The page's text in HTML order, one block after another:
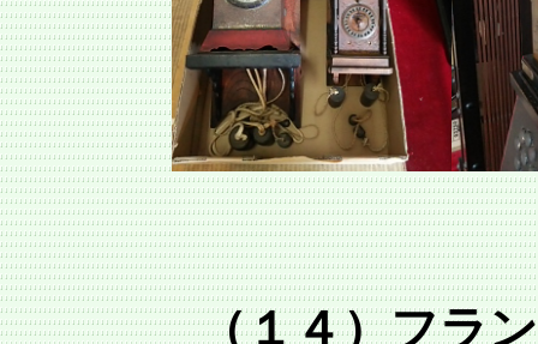
（１４）フラ